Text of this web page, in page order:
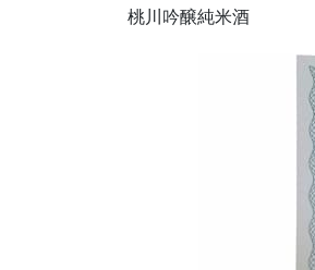
桃川吟醸純米酒